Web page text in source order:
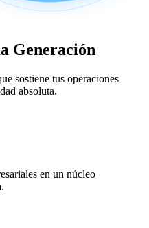
Generación
sostiene tus operaciones
absoluta.
en un núcleo